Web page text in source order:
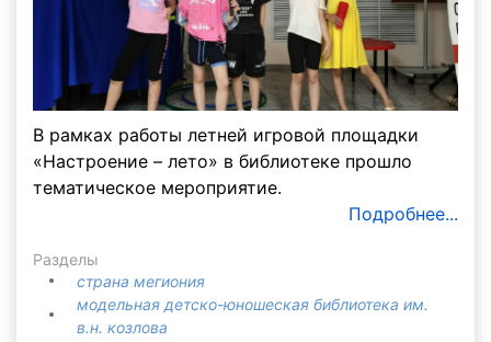
В рамках работы летней игровой площадки
«Настроение – лето» в библиотеке прошло
тематическое мероприятие.
Подробнее...
Разделы
страна мегиония
модельная детско-юношеская библиотека им.
в.н. козлова